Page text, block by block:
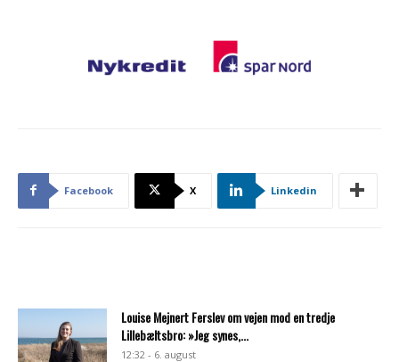
Facebook X Linkedin
Louise Mejnert Ferslev om vejen mod en tredje
Lillebæltsbro: »Jeg synes,...
12:32 - 6. august